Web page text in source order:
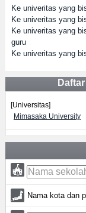
Ke univeritas yang
Ke univeritas yang
Ke univeritas yang
guru
Ke univeritas yang
[Universitas]
Mimasaka University
Nama kota dan